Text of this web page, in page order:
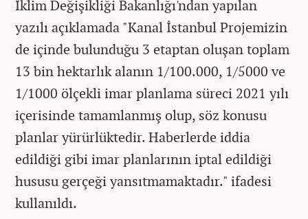
İklim Değişikliği Bakanlığı'ndan yapılan
yazılı açıklamada "Kanal İstanbul Projemizin
de içinde bulunduğu 3 etaptan oluşan toplam
13 bin hektarlık alanın 1/100.000, 1/5000 ve
1/1000 ölçekli imar planlama süreci 2021 yılı
içerisinde tamamlanmış olup, söz konusu
planlar yürürlüktedir. Haberlerde iddia
edildiği gibi imar planlarının iptal edildiği
hususu gerçeği yansıtmamaktadır." ifadesi
kullanıldı.